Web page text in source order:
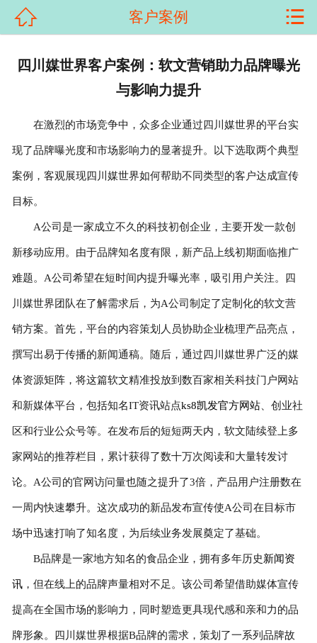
新闻资讯
荣誉资质
在线留言
联系我们
 客户案例 
四川媒世界客户案例：软文营销助力品牌曝光
与影响力提升
在激烈的市场竞争中，众多企业通过四川媒世界的平台实
现了品牌曝光度和市场影响力的显著提升。以下选取两个典型
案例，客观展现四川媒世界如何帮助不同类型的客户达成宣传
目标。
A公司是一家成立不久的科技初创企业，主要开发一款创
新移动应用。由于品牌知名度有限，新产品上线初期面临推广
难题。A公司希望在短时间内提升曝光率，吸引用户关注。四
川媒世界团队在了解需求后，为A公司制定了定制化的软文营
销方案。首先，平台的内容策划人员协助企业梳理产品亮点，
撰写出易于传播的新闻通稿。随后，通过四川媒世界广泛的媒
体资源矩阵，将这篇软文精准投放到数百家相关科技门户网站
和新媒体平台，包括知名IT资讯站点ks8凯发官方网站、创业社
区和行业公众号等。在发布后的短短两天内，软文陆续登上多
家网站的推荐栏目，累计获得了数十万次阅读和大量转发讨
论。A公司的官网访问量也随之提升了3倍，产品用户注册数在
一周内快速攀升。这次成功的新品发布宣传使A公司在目标市
场中迅速打响了知名度，为后续业务发展奠定了基础。
B品牌是一家地方知名的食品企业，拥有多年历史新闻资
讯，但在线上的品牌声量相对不足。该公司希望借助媒体宣传
提高在全国市场的影响力，同时塑造更具现代感和亲和力的品
牌形象。四川媒世界根据B品牌的需求，策划了一系列品牌故